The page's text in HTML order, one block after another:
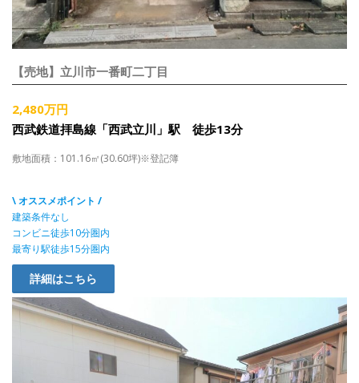
【売地】立川市一番町二丁目
2,480万円
西武鉄道拝島線「西武立川」駅 徒歩13分
敷地面積：101.16㎡(30.60坪)※登記簿
\ オススメポイント /
建築条件なし
コンビニ徒歩10分圏内
最寄り駅徒歩15分圏内
詳細はこちら